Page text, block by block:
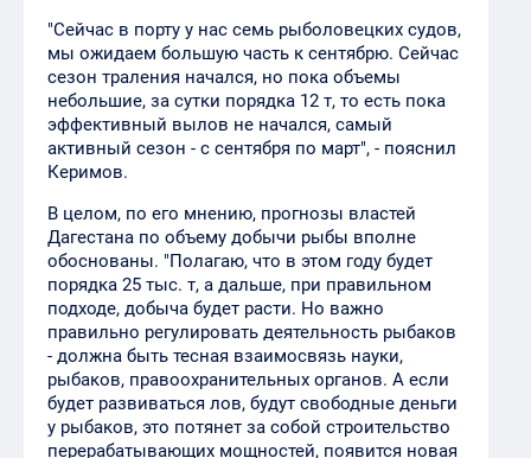
"Сейчас в порту у нас семь рыболовецких судов,
мы ожидаем большую часть к сентябрю. Сейчас
сезон траления начался, но пока объемы
небольшие, за сутки порядка 12 т, то есть пока
эффективный вылов не начался, самый
активный сезон - с сентября по март", - пояснил
Керимов.
В целом, по его мнению, прогнозы властей
Дагестана по объему добычи рыбы вполне
обоснованы. "Полагаю, что в этом году будет
порядка 25 тыс. т, а дальше, при правильном
подходе, добыча будет расти. Но важно
правильно регулировать деятельность рыбаков
- должна быть тесная взаимосвязь науки,
рыбаков, правоохранительных органов. А если
будет развиваться лов, будут свободные деньги
у рыбаков, это потянет за собой строительство
перерабатывающих мощностей, появится новая